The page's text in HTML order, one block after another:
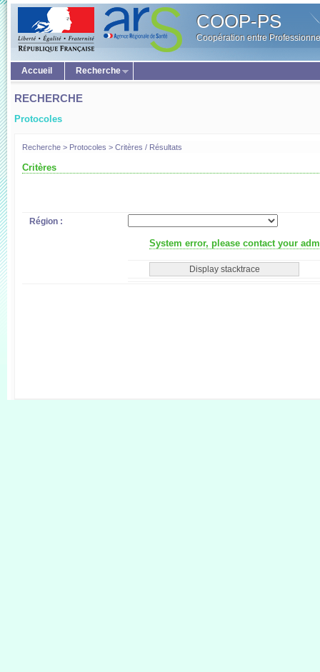
COOP-PS
Coopération entre
Accueil Recherche
RECHERCHE
Protocoles
Recherche > Protocoles > Critères / Résultats
Critères
Région :
System error, please contact your